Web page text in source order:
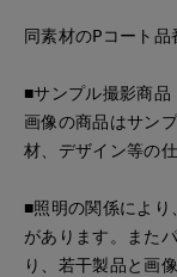
同素材のPコート品
■サンプル撮影商品
画像の商品はサン
材、デザイン等の
■照明の関係によ
があります。また
り、若干製品と画